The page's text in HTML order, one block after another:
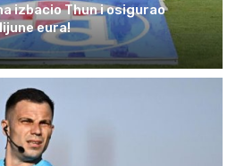
izbacio Thun i osigurao
eura!